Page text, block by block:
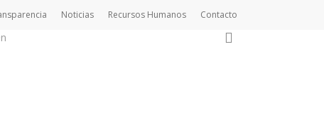
Noticias Recursos Humanos Contacto